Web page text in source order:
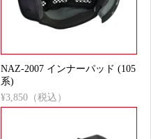
NAZ-2007 インナーパッド (105
系)
¥3,850（税込）